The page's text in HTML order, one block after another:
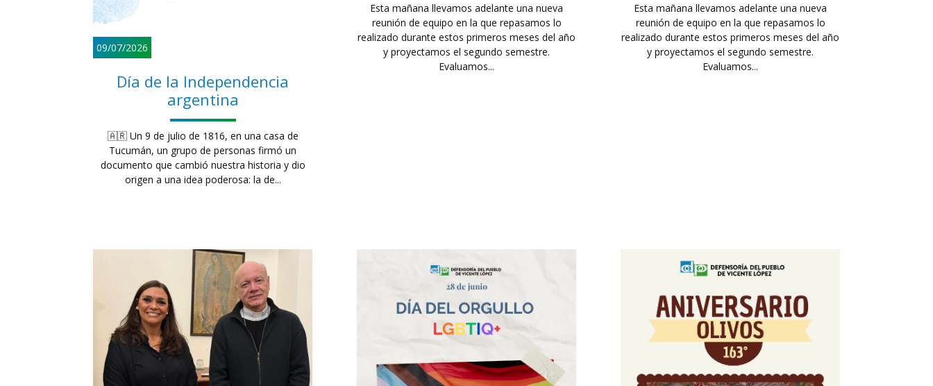
09/07/2026
Día de la Independencia
argentina
🇦🇷 Un 9 de julio de 1816, en una casa de
Tucumán, un grupo de personas firmó un
documento que cambió nuestra historia y dio
origen a una idea poderosa: la de...
Esta mañana llevamos adelante una nueva
reunión de equipo en la que repasamos lo
realizado durante estos primeros meses del año
y proyectamos el segundo semestre.
Evaluamos...
Esta mañana llevamos adelante una nueva
reunión de equipo en la que repasamos lo
realizado durante estos primeros meses del año
y proyectamos el segundo semestre.
Evaluamos...